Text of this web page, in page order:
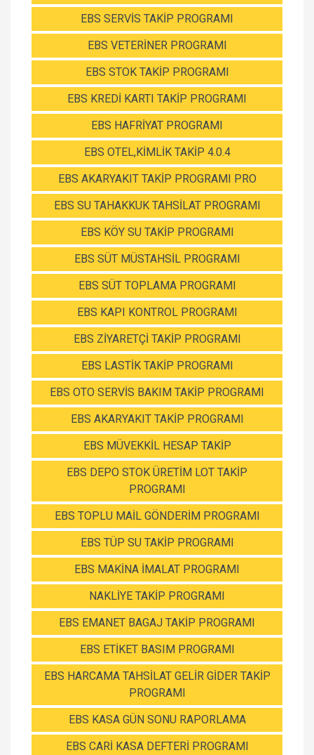
EBS SERVİS TAKİP PROGRAMI
EBS VETERİNER PROGRAMI
EBS STOK TAKİP PROGRAMI
EBS KREDİ KARTI TAKİP PROGRAMI
EBS HAFRİYAT PROGRAMI
EBS OTEL,KİMLİK TAKİP 4.0.4
EBS AKARYAKIT TAKİP PROGRAMI PRO
EBS SU TAHAKKUK TAHSİLAT PROGRAMI
EBS KÖY SU TAKİP PROGRAMI
EBS SÜT MÜSTAHSİL PROGRAMI
EBS SÜT TOPLAMA PROGRAMI
EBS KAPI KONTROL PROGRAMI
EBS ZİYARETÇİ TAKİP PROGRAMI
EBS LASTİK TAKİP PROGRAMI
EBS OTO SERVİS BAKIM TAKİP PROGRAMI
EBS AKARYAKIT TAKİP PROGRAMI
EBS MÜVEKKİL HESAP TAKİP
EBS DEPO STOK ÜRETİM LOT TAKİP
PROGRAMI
EBS TOPLU MAİL GÖNDERİM PROGRAMI
EBS TÜP SU TAKİP PROGRAMI
EBS MAKİNA İMALAT PROGRAMI
NAKLİYE TAKİP PROGRAMI
EBS EMANET BAGAJ TAKİP PROGRAMI
EBS ETİKET BASIM PROGRAMI
EBS HARCAMA TAHSİLAT GELİR GİDER TAKİP
PROGRAMI
EBS KASA GÜN SONU RAPORLAMA
EBS CARİ KASA DEFTERİ PROGRAMI